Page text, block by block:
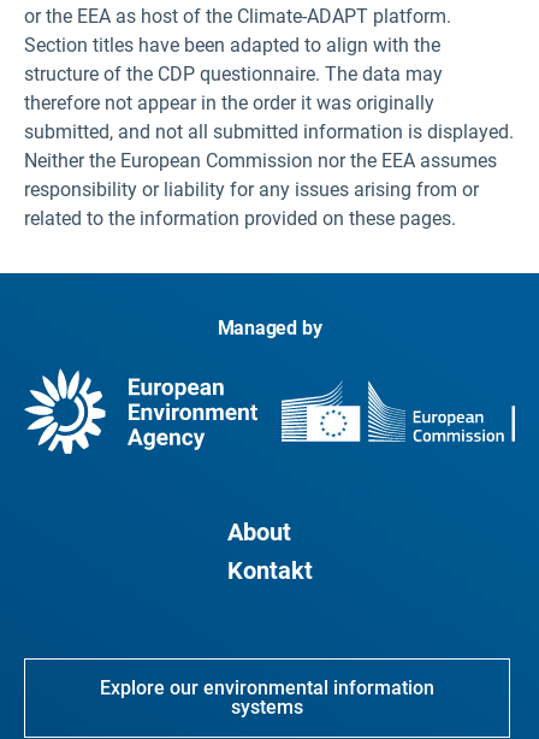
or the EEA as host of the Climate-ADAPT platform.
Section titles have been adapted to align with the
structure of the CDP questionnaire. The data may
therefore not appear in the order it was originally
submitted, and not all submitted information is displayed.
Neither the European Commission nor the EEA assumes
responsibility or liability for any issues arising from or
related to the information provided on these pages.
Managed by
About
Kontakt
Explore our environmental information
systems